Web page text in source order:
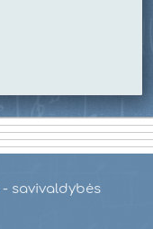
- savivaldybės